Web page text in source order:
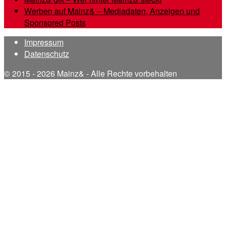
Werben auf Mainz& – Mediadaten, Anzeigen und
Sponsored Posts
Impressum
Datenschutz
© 2015 - 2026 Mainz& - Alle Rechte vorbehalten